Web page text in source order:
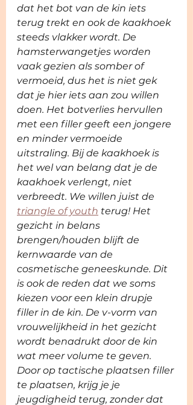
dat het bot van de kin iets
terug trekt en ook de kaakhoek
steeds vlakker wordt. De
hamsterwangetjes worden
vaak gezien als somber of
vermoeid, dus het is niet gek
dat je hier iets aan zou willen
doen. Het botverlies hervullen
met een filler geeft een jongere
en minder vermoeide
uitstraling. Bij de kaakhoek is
het wel van belang dat je de
kaakhoek verlengt, niet
verbreedt. We willen juist de
triangle of youth terug! Het
gezicht in belans
brengen/houden blijft de
kernwaarde van de
cosmetische geneeskunde. Dit
is ook de reden dat we soms
kiezen voor een klein drupje
filler in de kin. De v-vorm van
vrouwelijkheid in het gezicht
wordt benadrukt door de kin
wat meer volume te geven.
Door op tactische plaatsen filler
te plaatsen, krijg je je
jeugdigheid terug, zonder dat